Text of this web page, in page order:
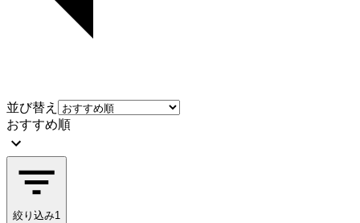
並び替え
おすすめ順
絞り込み1